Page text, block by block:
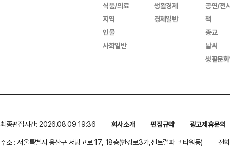
식품/의료
지역
인물
사회일반
생활경제
경제일반
공연/전
책
종교
날씨
생활문
최종편집시간: 2026.08.09 19:36 회사소개 편집규약
광고제휴문의
주소 : 서울특별시 용산구 서빙고로 17, 18층(한강로3가,센트럴파크 타워동)
전